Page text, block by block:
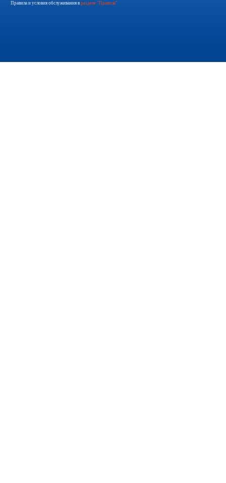
Правила и условия обслуживания в разделе "Правила"